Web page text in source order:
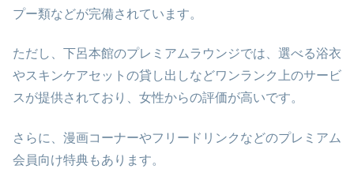
プー類などが完備されています。
ただし、下呂本館のプレミアムラウンジでは、選べる浴衣
やスキンケアセットの貸し出しなどワンランク上のサービ
スが提供されており、女性からの評価が高いです。
さらに、漫画コーナーやフリードリンクなどのプレミアム
会員向け特典もあります。